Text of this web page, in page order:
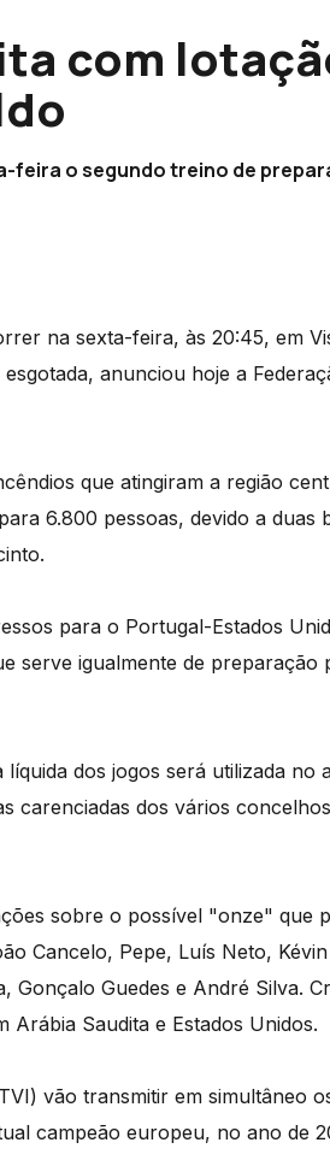
com
o segundo treino de
na sexta-feira, às 20:45, em
anunciou hoje a
que atingiram a região
6.800 pessoas, devido a duas
para o Portugal-Estados
serve igualmente de preparação
dos jogos será utilizada no
carenciadas dos vários
sobre o possível "onze" que
Cancelo, Pepe, Luís Neto,
Guedes e André Silva.
Saudita e Estados Unidos.
vão transmitir em simultâneo
campeão europeu, no ano de